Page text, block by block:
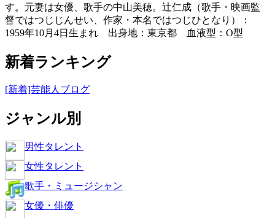
す。元妻は女優、歌手の中山美穂。辻仁成（歌手・映画監
督ではつじじんせい、作家・本名ではつじひとなり）：
1959年10月4日生まれ 出身地：東京都 血液型：O型
新着ランキング
[新着]芸能人ブログ
ジャンル別
男性タレント
女性タレント
歌手・ミュージシャン
女優・俳優